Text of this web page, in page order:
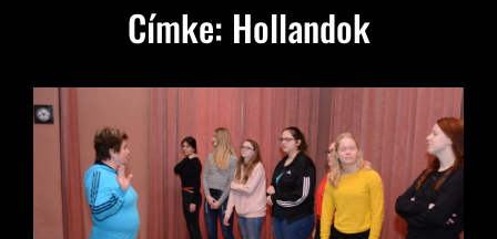
Címke: Hollandok